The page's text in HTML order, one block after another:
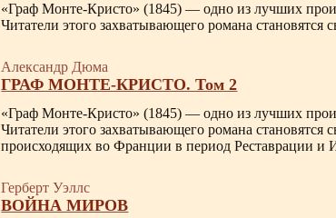
«Граф Монте-Кристо» (1845) — одно из лучших
Читатели этого захватывающего романа становятся
Александр Дюма
ГРАФ МОНТЕ-КРИСТО. Том 2
«Граф Монте-Кристо» (1845) — одно из лучших
Читатели этого захватывающего романа становятся
происходящих во Франции в период Реставрации и
Герберт Уэллс
ВОЙНА МИРОВ